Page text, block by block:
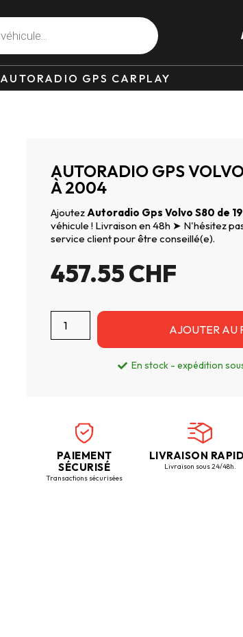
AUTORADIO GPS CARPLAY
AUTORADIO GPS
À 2004
AjoutezAutoradio Gps Volvo S80 de
véhicule ! Livraison en 48h ➤ N'hésitez
service client pour être conseillé(e).
457.55CHF
AJOUTER AU
En stock - expédition
PAIEMENT
SÉCURISÉ
Transactions sécurisées
LIVRAISON
Livraison sous 24/48h.